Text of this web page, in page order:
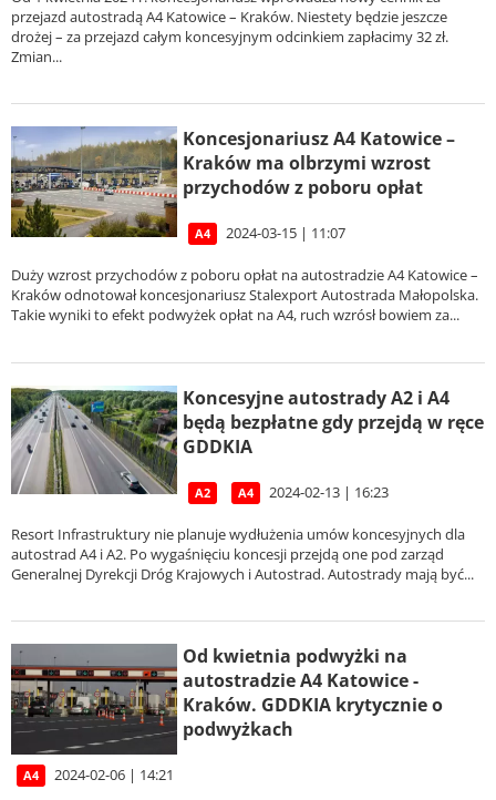
przejazd autostradą A4 Katowice – Kraków. Niestety będzie jeszcze
drożej – za przejazd całym koncesyjnym odcinkiem zapłacimy 32 zł.
Zmian...
Koncesjonariusz A4 Katowice –
Kraków ma olbrzymi wzrost
przychodów z poboru opłat
A4 2024-03-15 | 11:07
Duży wzrost przychodów z poboru opłat na autostradzie A4 Katowice –
Kraków odnotował koncesjonariusz Stalexport Autostrada Małopolska.
Takie wyniki to efekt podwyżek opłat na A4, ruch wzrósł bowiem za...
Koncesyjne autostrady A2 i A4
będą bezpłatne gdy przejdą w ręce
GDDKIA
A2 A4 2024-02-13 | 16:23
Resort Infrastruktury nie planuje wydłużenia umów koncesyjnych dla
autostrad A4 i A2. Po wygaśnięciu koncesji przejdą one pod zarząd
Generalnej Dyrekcji Dróg Krajowych i Autostrad. Autostrady mają być...
Od kwietnia podwyżki na
autostradzie A4 Katowice -
Kraków. GDDKIA krytycznie o
podwyżkach
A4 2024-02-06 | 14:21